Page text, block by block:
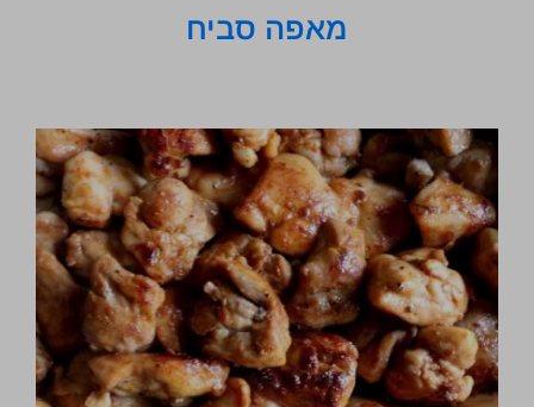
מאפה סביח